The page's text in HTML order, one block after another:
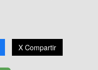
X Compartir